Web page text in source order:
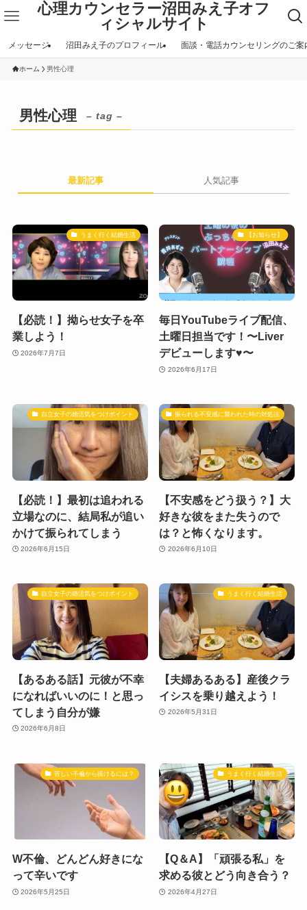
心理カウンセラー沼田みえ子オフ
ィシャルサイト
メッセージ 沼田みえ子のプロフィール 面談・電話カウンセリングのご案
ホーム 男性心理
男性心理 – tag –
最新記事 人気記事
うまく行く結婚生活
【必読！】拗らせ女子を卒
業しよう！
2026年7月7日
【お知らせ】
毎日YouTubeライブ配信、
土曜日担当です！〜Liver
デビューします♥️〜
2026年6月17日
自立女子の婚活気をつけポイント
【必読！】最初は追われる
立場なのに、結局私が追い
かけて振られてしまう
2026年6月15日
振られる不安感に襲われた時の対処法
【不安感をどう扱う？】大
好きな彼をまた失うので
は？と怖くなります。
2026年6月10日
自立女子の婚活気をつけポイント
【あるある話】元彼が不幸
になればいいのに！と思っ
てしまう自分が嫌
2026年6月8日
うまく行く結婚生活
【夫婦あるある】産後クラ
イシスを乗り越えよう！
2026年5月31日
苦しい不倫から抜けるには？
W不倫、どんどん好きにな
って辛いです
2026年5月25日
うまく行く結婚生活
【Q＆A】「頑張る私」を
求める彼とどう向き合う？
2026年4月27日